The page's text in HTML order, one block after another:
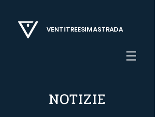
VENTITREESIMASTRADA
NOTIZIE